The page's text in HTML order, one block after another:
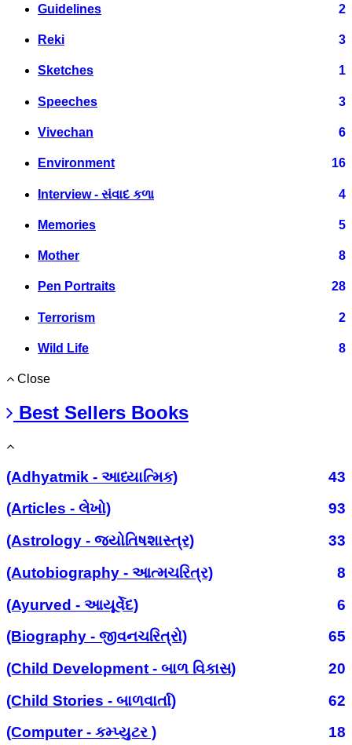
Guidelines 2
Reki 3
Sketches 1
Speeches 3
Vivechan 6
Environment 16
Interview - સંવાદ કળા 4
Memories 5
Mother 8
Pen Portraits 28
Terrorism 2
Wild Life 8
Close
Best Sellers Books
(Adhyatmik - આધ્યાત્મિક)
43
(Articles - લેખો)
93
(Astrology - જ્યોતિષશાસ્ત્ર)
33
(Autobiography - આત્મચરિત્ર)
8
(Ayurved - આયૂર્વેદ)
6
(Biography - જીવનચરિત્રો)
65
(Child Development - બાળ વિકાસ)
20
(Child Stories - બાળવાર્તા)
62
(Computer - કમ્પ્યુટર )
18